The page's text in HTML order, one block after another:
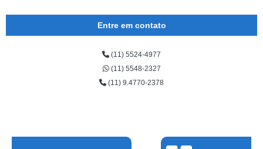
Entre em contato
(11) 5524-4977
(11) 5548-2327
(11) 9.4770-2378